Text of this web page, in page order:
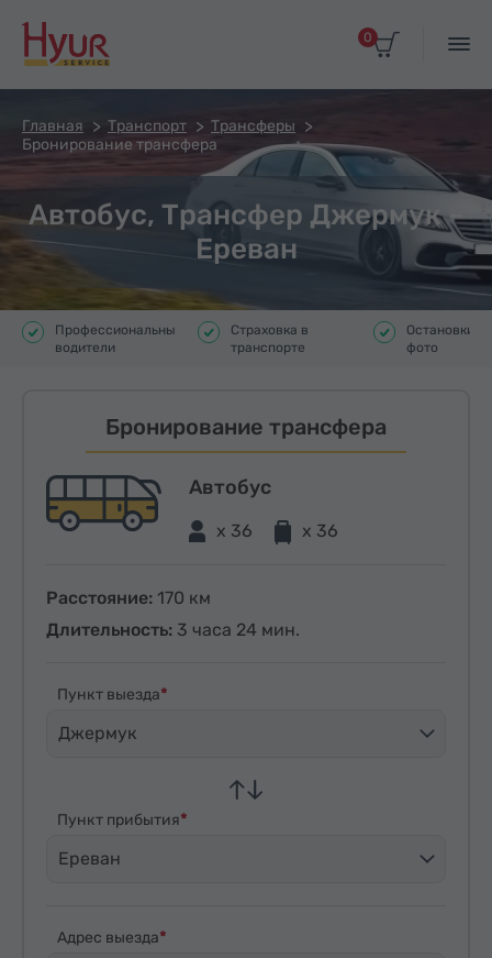
0
Главная Транспорт
Трансферы
Бронирование трансфера
Автобус, Трансфер Джермук –
Ереван
Профессиональные
водители
Страховка в
транспорте
Остановки
фото
Бронирование трансфера
Автобус
x 36 x 36
Расстояние: 170 км
Длительность: 3 часа 24 мин.
Пункт выезда
Джермук
Пункт прибытия
Ереван
Адрес выезда